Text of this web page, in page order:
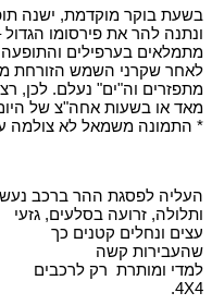
בשעת בוקר מוקדמת, ישנה
ונתנה להר את פירסומו
לאחר שקרני השמש הזורחת
מתפזרים וה"ים" נעלם. לכן,
מאד או בשעות אחה"צ של
* התמונה משמאל לא צולמה
העליה לפסגת ההר ברכב
ותלולה, זרועה בסלעים, גזעי
עצים ונחלים קטנים כך
שהעבירות קשה
למדי ומותרת רק לרכבים
4X4.